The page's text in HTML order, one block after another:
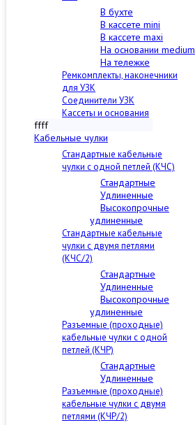
В бухте
В кассете mini
В кассете maxi
На основании medium
На тележке
Ремкомплекты, наконечники
для УЗК
Соединители УЗК
Кассеты и основания
ffff
Кабельные чулки
Стандартные кабельные
чулки c одной петлей (КЧС)
Стандартные
Удлиненные
Высокопрочные
удлиненные
Стандартные кабельные
чулки с двумя петлями
(КЧС/2)
Стандартные
Удлиненные
Высокопрочные
удлиненные
Разъемные (проходные)
кабельные чулки с одной
петлей (КЧР)
Стандартные
Удлиненные
Разъемные (проходные)
кабельные чулки с двумя
петлями (КЧР/2)